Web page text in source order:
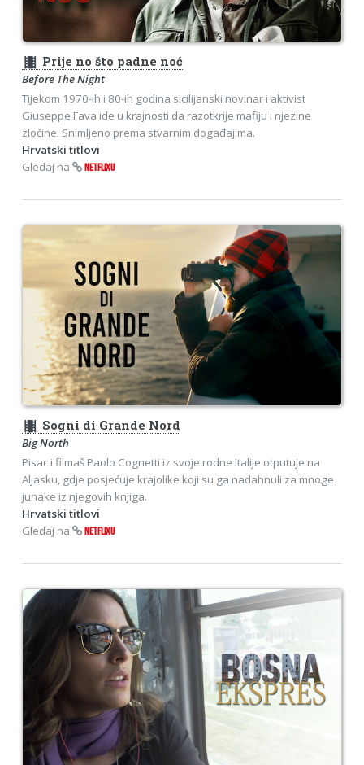
theaters Prije no što padne noć
Before The Night
Tijekom 1970-ih i 80-ih godina sicilijanski novinar i aktivist
Giuseppe Fava ide u krajnosti da razotkrije mafiju i njezine
zločine. Snimljeno prema stvarnim događajima.
Hrvatski titlovi
Gledaj na
NETFLIXU
theaters Sogni di Grande Nord
Big North
Pisac i filmaš Paolo Cognetti iz svoje rodne Italije otputuje na
Aljasku, gdje posjećuje krajolike koji su ga nadahnuli za mnoge
junake iz njegovih knjiga.
Hrvatski titlovi
Gledaj na
NETFLIXU